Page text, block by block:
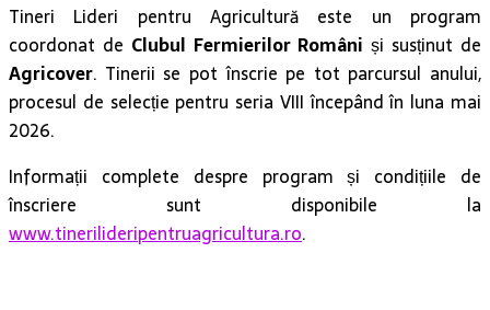
Tineri Lideri pentru Agricultură este un program
coordonat de Clubul Fermierilor Români și susținut de
Agricover. Tinerii se pot înscrie pe tot parcursul anului,
procesul de selecție pentru seria VIII începând în luna mai
2026.
Informații complete despre program și condițiile de
înscriere sunt disponibile la
www.tinerilideripentruagricultura.ro.